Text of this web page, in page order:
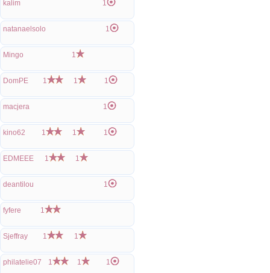
kalim 1
natanaelsolo 1
Mingo 1
DomPE 1 1 1
macjera 1
kino62 1 1 1
EDMEEE 1 1
deantilou 1
fyfere 1
Sjeffray 1 1
philatelie07 1 1 1